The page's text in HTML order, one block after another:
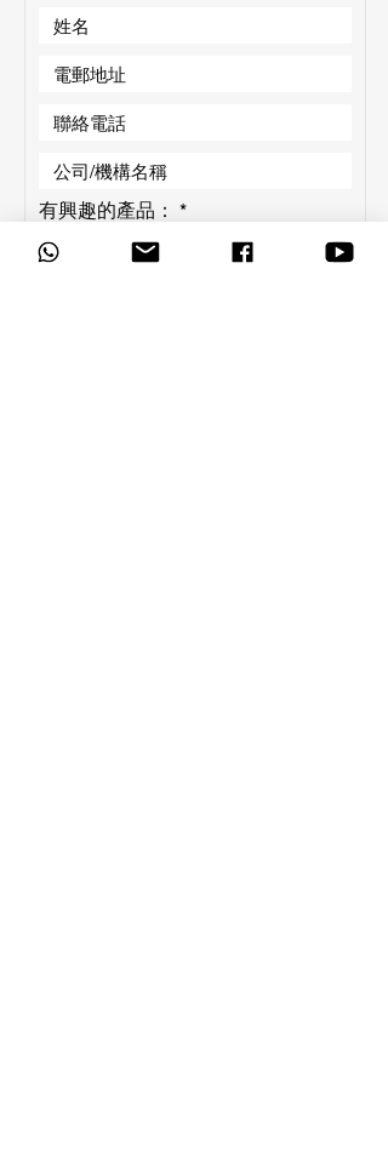
有興趣的產品： *必
智能黑板
LED Wall